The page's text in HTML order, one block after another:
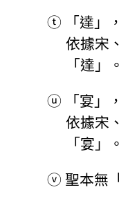
ⓣ
「達」
依據宋
「達」。
ⓤ
「宴」
依據宋
「宴」
ⓥ 聖本無